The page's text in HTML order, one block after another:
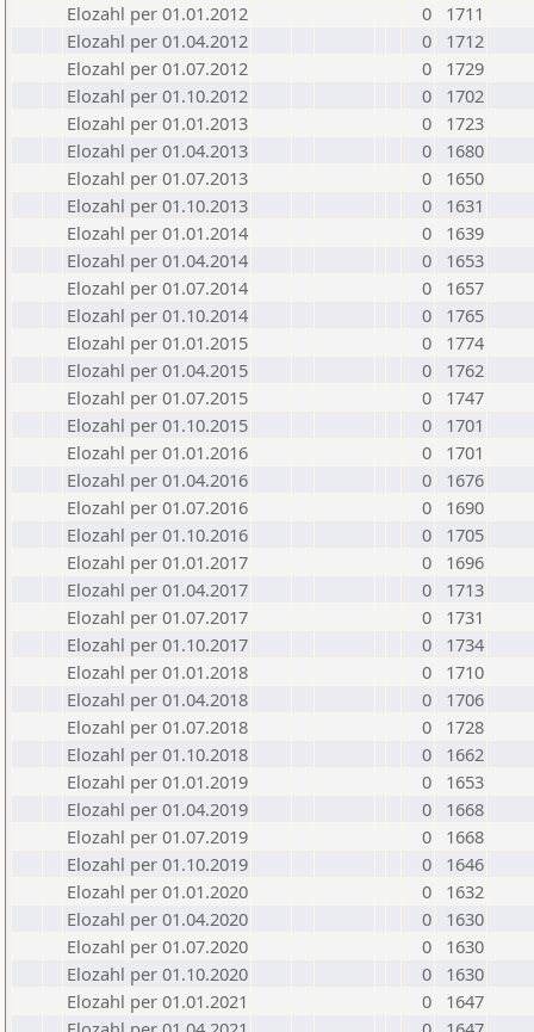
Elozahl per 01.01.2012
0
1711
Elozahl per 01.04.2012
0
1712
Elozahl per 01.07.2012
0
1729
Elozahl per 01.10.2012
0
1702
Elozahl per 01.01.2013
0
1723
Elozahl per 01.04.2013
0
1680
Elozahl per 01.07.2013
0
1650
Elozahl per 01.10.2013
0
1631
Elozahl per 01.01.2014
0
1639
Elozahl per 01.04.2014
0
1653
Elozahl per 01.07.2014
0
1657
Elozahl per 01.10.2014
0
1765
Elozahl per 01.01.2015
0
1774
Elozahl per 01.04.2015
0
1762
Elozahl per 01.07.2015
0
1747
Elozahl per 01.10.2015
0
1701
Elozahl per 01.01.2016
0
1701
Elozahl per 01.04.2016
0
1676
Elozahl per 01.07.2016
0
1690
Elozahl per 01.10.2016
0
1705
Elozahl per 01.01.2017
0
1696
Elozahl per 01.04.2017
0
1713
Elozahl per 01.07.2017
0
1731
Elozahl per 01.10.2017
0
1734
Elozahl per 01.01.2018
0
1710
Elozahl per 01.04.2018
0
1706
Elozahl per 01.07.2018
0
1728
Elozahl per 01.10.2018
0
1662
Elozahl per 01.01.2019
0
1653
Elozahl per 01.04.2019
0
1668
Elozahl per 01.07.2019
0
1668
Elozahl per 01.10.2019
0
1646
Elozahl per 01.01.2020
0
1632
Elozahl per 01.04.2020
0
1630
Elozahl per 01.07.2020
0
1630
Elozahl per 01.10.2020
0
1630
Elozahl per 01.01.2021
0
1647